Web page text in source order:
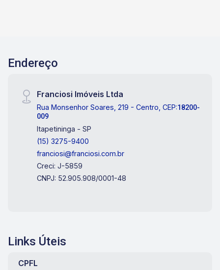
Endereço
Franciosi Imóveis Ltda
Rua Monsenhor Soares, 219 - Centro, CEP:18200-
009
Itapetininga - SP
(15) 3275-9400
franciosi@franciosi.com.br
Creci: J-5859
CNPJ: 52.905.908/0001-48
Links Úteis
CPFL